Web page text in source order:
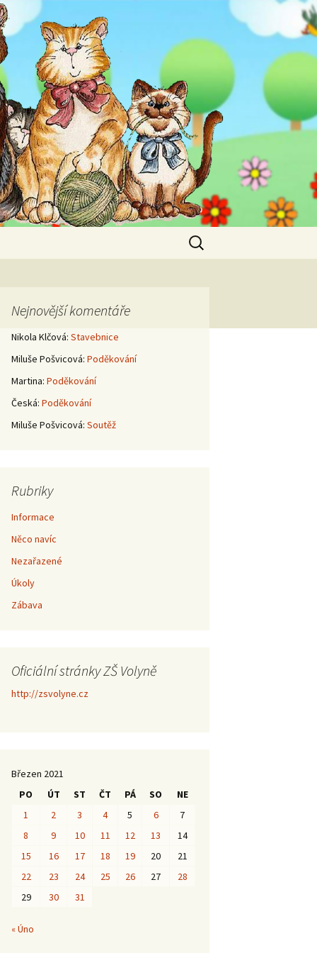
Vyhledávání
Nejnovější komentáře
Nikola Klčová: Stavebnice
Miluše Pošvicová: Poděkování
Martina: Poděkování
Česká: Poděkování
Miluše Pošvicová: Soutěž
Rubriky
Informace
Něco navíc
Nezařazené
Úkoly
Zábava
Oficiální stránky ZŠ Volyně
http://zsvolyne.cz
Březen 2021
PO
ÚT ST ČT PÁ SO
NE
1
2 3 4 5 6
7
8
9 10 11 12 13
14
15
16 17 18 19 20
21
22
23 24 25 26 27
28
29
30 31
« Úno